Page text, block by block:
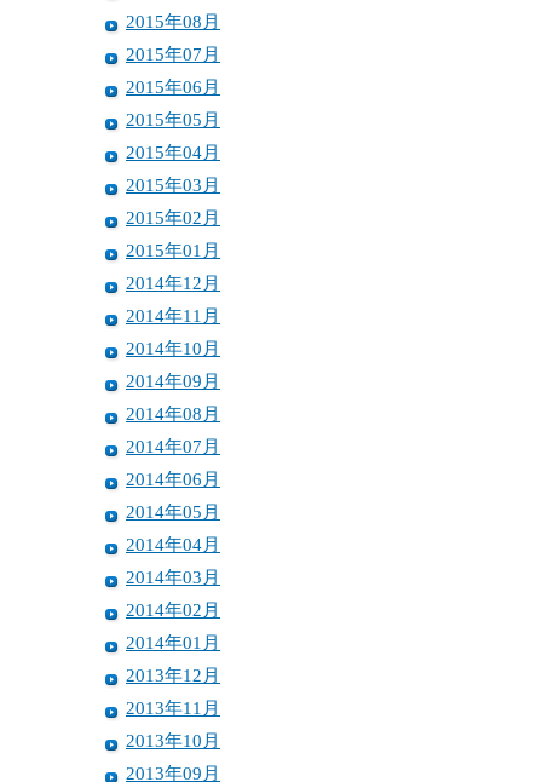
2015年08月
2015年07月
2015年06月
2015年05月
2015年04月
2015年03月
2015年02月
2015年01月
2014年12月
2014年11月
2014年10月
2014年09月
2014年08月
2014年07月
2014年06月
2014年05月
2014年04月
2014年03月
2014年02月
2014年01月
2013年12月
2013年11月
2013年10月
2013年09月